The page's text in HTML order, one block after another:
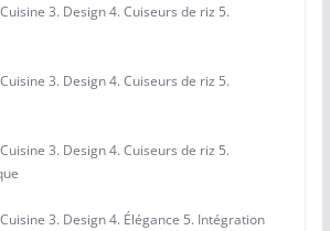
3. Design 4. Cuiseurs de riz 5.
3. Design 4. Cuiseurs de riz 5.
3. Design 4. Cuiseurs de riz 5.
3. Design 4. Élégance 5. Intégration